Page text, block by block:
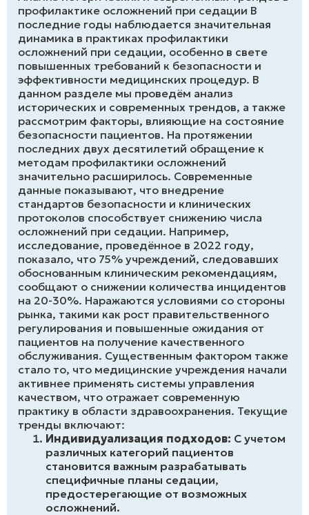
профилактике осложнений при седации В
последние годы наблюдается значительная
динамика в практиках профилактики
осложнений при седации, особенно в свете
повышенных требований к безопасности и
эффективности медицинских процедур. В
данном разделе мы проведём анализ
исторических и современных трендов, а также
рассмотрим факторы, влияющие на состояние
безопасности пациентов. На протяжении
последних двух десятилетий обращение к
методам профилактики осложнений
значительно расширилось. Современные
данные показывают, что внедрение
стандартов безопасности и клинических
протоколов способствует снижению числа
осложнений при седации. Например,
исследование, проведённое в 2022 году,
показало, что 75% учреждений, следовавших
обоснованным клиническим рекомендациям,
сообщают о снижении количества инцидентов
на 20-30%. Наражаются условиями со стороны
рынка, такими как рост правительственного
регулирования и повышенные ожидания от
пациентов на получение качественного
обслуживания. Существенным фактором также
стало то, что медицинские учреждения начали
активнее применять системы управления
качеством, что отражает современную
практику в области здравоохранения. Текущие
тренды включают:
Индивидуализация подходов: С учетом
различных категорий пациентов
становится важным разрабатывать
специфичные планы седации,
предостерегающие от возможных
осложнений.